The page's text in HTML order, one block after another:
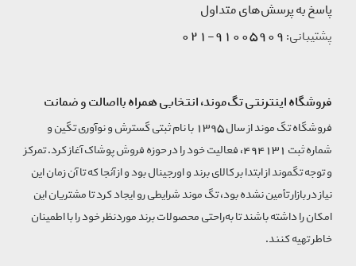
پاسخ به پرسش‌های متداول
پشتیبانی: 91005909-021
فروشگاه اینترنتی تگ‌موند، انتخابی همراه بااصالت و ضمانت
فروشگاه تگ موند از سال 1395 با نام ثبتی گسترش و نوآوری تگین و
شماره ثبت 494131، فعالیت خود را در حوزه فروش پوشاک آغاز کرد. تمرکز
و توجه تگموند از ابتدا بر کالای برند و اورجینال بود و از آنجا که تا آن زمان این
نیاز در بازار تأمین نشده بود، تگ موند شرایطی رو ایجاد کرد تا مشتریان این
امکان را داشته باشند تا به‌راحتی محصولات برند مورد‌نظر خود را با اطمینان
خاطر تهیه کنند.